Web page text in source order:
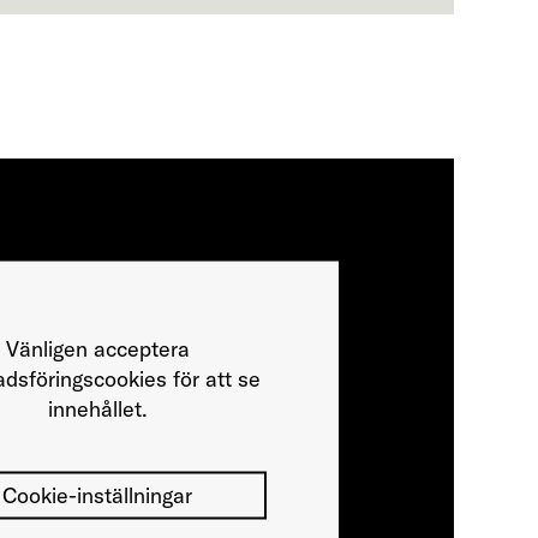
Vänligen acceptera
för att se
innehållet.
Cookie-inställningar